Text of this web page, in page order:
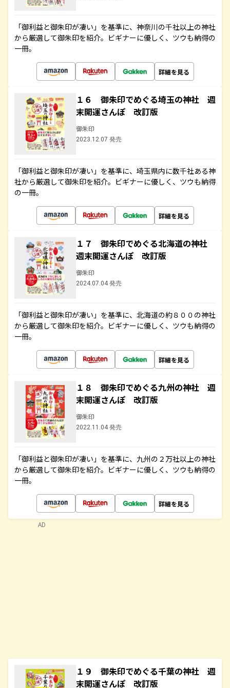
「御利益と御朱印が凄い」を基準に、神奈川の千社以上の神社
から厳選して御朱印を紹介。ビギナーに優しく、ツウも納得の
一冊。
詳細を見る
１６ 御朱印でめぐる埼玉の神社 週
末開運さんぽ 改訂版
御朱印
2023.12.07 発売
「御利益と御朱印が凄い」を基準に、埼玉県内に数千社ある神
社から厳選して御朱印を紹介。ビギナーに優しく、ツウも納得
の一冊。
詳細を見る
１７ 御朱印でめぐる北海道の神社
週末開運さんぽ 改訂版
御朱印
2024.07.04 発売
「御利益と御朱印が凄い」を基準に、北海道の約８００の神社
から厳選して御朱印を紹介。ビギナーに優しく、ツウも納得の
一冊。
詳細を見る
１８ 御朱印でめぐる九州の神社 週
末開運さんぽ 改訂版
御朱印
2022.11.04 発売
「御利益と御朱印が凄い」を基準に、九州の２万社以上の神社
から厳選して御朱印を紹介。ビギナーに優しく、ツウも納得の
一冊。
詳細を見る
１９ 御朱印でめぐる千葉の神社 週
末開運さんぽ 改訂版
AD